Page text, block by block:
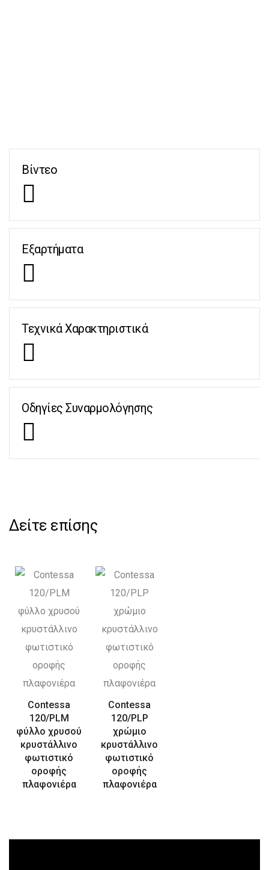
Βίντεο
Εξαρτήματα
Τεχνικά Χαρακτηριστικά
Οδηγίες Συναρμολόγησης
Δείτε επίσης
Contessa
120/PLM
φύλλο χρυσού
κρυστάλλινο
φωτιστικό
οροφής
πλαφονιέρα
Contessa
120/PLP
χρώμιο
κρυστάλλινο
φωτιστικό
οροφής
πλαφονιέρα